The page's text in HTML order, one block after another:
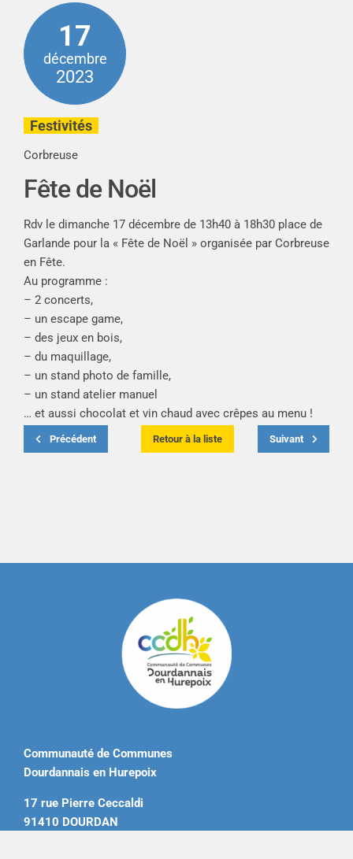
17
décembre
2023
Festivités
Corbreuse
Fête de Noël
Rdv le dimanche 17 décembre de 13h40 à 18h30 place de
Garlande pour la « Fête de Noël » organisée par Corbreuse
en Fête.
Au programme :
– 2 concerts,
– un escape game,
– des jeux en bois,
– du maquillage,
– un stand photo de famille,
– un stand atelier manuel
… et aussi chocolat et vin chaud avec crêpes au menu !
Précédent Retour à la liste Suivant
Communauté de Communes
Dourdannais en Hurepoix
17 rue Pierre Ceccaldi
91410 DOURDAN